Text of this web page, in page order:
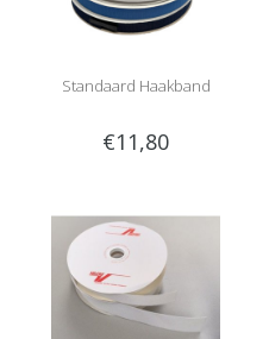
Standaard Haakband
€11,80